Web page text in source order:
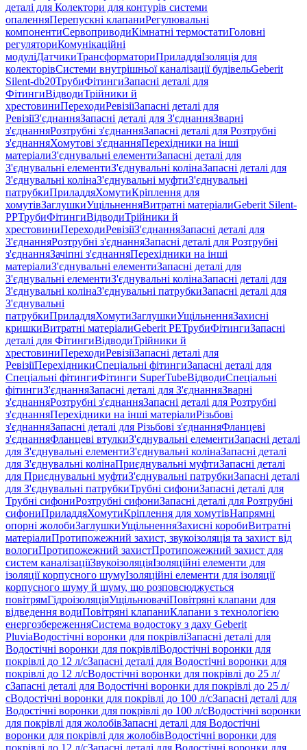
деталі для Колектори для контурів системи
опаленняПерепускні клапаниРегулювальні
компонентиСервоприводиКімнатні термостатиГоловні
регуляториКомунікаційні
модуліДатчикиТрансформаториПриладдяІзоляція для
колекторівСистеми внутрішньої каналізації будівельGeberit
Silent-db20ТрубиФітингиЗапасні деталі для
ФітингиВідводиТрійники й
хрестовиниПереходиРевізіїЗапасні деталі для
РевізіїЗ'єднанняЗапасні деталі для З'єднанняЗварні
з'єднанняРозтрубні з'єднанняЗапасні деталі для Розтрубні
з'єднанняХомутові з'єднанняПерехідники на інші
матеріалиЗ'єднувальні елементиЗапасні деталі для
З'єднувальні елементиЗ'єднувальні колінаЗапасні деталі для
З'єднувальні колінаЗ'єднувальні муфтиЗ'єднувальні
патрубкиПриладдяХомутиКріплення для
хомутівЗаглушкиУщільненняВитратні матеріалиGeberit Silent-
PPТрубиФітингиВідводиТрійники й
хрестовиниПереходиРевізіїЗ'єднанняЗапасні деталі для
З'єднанняРозтрубні з'єднанняЗапасні деталі для Розтрубні
з'єднанняЗачіпні з'єднанняПерехідники на інші
матеріалиЗ'єднувальні елементиЗапасні деталі для
З'єднувальні елементиЗ'єднувальні колінаЗапасні деталі для
З'єднувальні колінаЗ'єднувальні патрубкиЗапасні деталі для
З'єднувальні
патрубкиПриладдяХомутиЗаглушкиУщільненняЗахисні
кришкиВитратні матеріалиGeberit PEТрубиФітингиЗапасні
деталі для ФітингиВідводиТрійники й
хрестовиниПереходиРевізіїЗапасні деталі для
РевізіїПерехідникиСпеціальні фітингиЗапасні деталі для
Спеціальні фітингиФітинги SuperTubeВідводиСпеціальні
фітингиЗ'єднанняЗапасні деталі для З'єднанняЗварні
з'єднанняРозтрубні з'єднанняЗапасні деталі для Розтрубні
з'єднанняПерехідники на інші матеріалиРізьбові
з'єднанняЗапасні деталі для Різьбові з'єднанняФланцеві
з'єднанняФланцеві втулкиЗ'єднувальні елементиЗапасні деталі
для З'єднувальні елементиЗ'єднувальні колінаЗапасні деталі
для З'єднувальні колінаПриєднувальні муфтиЗапасні деталі
для Приєднувальні муфтиЗ'єднувальні патрубкиЗапасні деталі
для З'єднувальні патрубкиТрубні сифониЗапасні деталі для
Трубні сифониРозтрубні сифониЗапасні деталі для Розтрубні
сифониПриладдяХомутиКріплення для хомутівНапрямні
опорні жолобиЗаглушкиУщільненняЗахисні коробиВитратні
матеріалиПротипожежний захист, звукоізоляція та захист від
вологиПротипожежний захистПротипожежний захист для
систем каналізаціїЗвукоізоляціяІзоляційні елементи для
ізоляції корпусного шумуІзоляційні елементи для ізоляції
корпусного шуму й шуму, що розповсюджується
повітрямГідроізоляціяУщільнювачіПовітряні клапани для
відведення водиПовітряні клапаниКлапани з технологією
енергозбереженняСистема водостоку з даху Geberit
PluviaВодостічні воронки для покрівліЗапасні деталі для
Водостічні воронки для покрівліВодостічні воронки для
покрівлі до 12 л/сЗапасні деталі для Водостічні воронки для
покрівлі до 12 л/сВодостічні воронки для покрівлі до 25 л/
сЗапасні деталі для Водостічні воронки для покрівлі до 25 л/
сВодостічні воронки для покрівлі до 100 л/сЗапасні деталі для
Водостічні воронки для покрівлі до 100 л/сВодостічні воронки
для покрівлі для жолобівЗапасні деталі для Водостічні
воронки для покрівлі для жолобівВодостічні воронки для
покрівлі до 12 л/сЗапасні деталі для Водостічні воронки для